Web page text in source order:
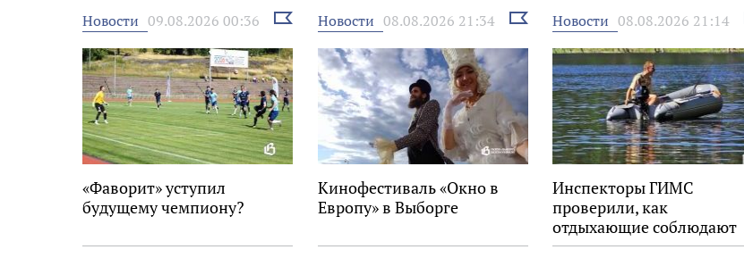
Новости 09.08.2026 00:36
Выбрать
новость
«Фаворит» уступил
будущему чемпиону?
Новости 08.08.2026 21:34
Выбрать
новость
Кинофестиваль «Окно в
Европу» в Выборге
Новости 08.08.2026 21:14
Инспекторы ГИМС
проверили, как
отдыхающие соблюдают
правила на воде